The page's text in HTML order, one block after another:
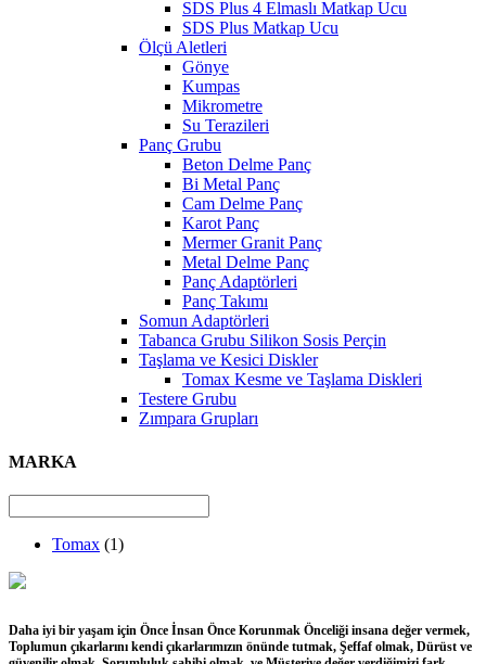
SDS Plus 4 Elmaslı Matkap Ucu
SDS Plus Matkap Ucu
Ölçü Aletleri
Gönye
Kumpas
Mikrometre
Su Terazileri
Panç Grubu
Beton Delme Panç
Bi Metal Panç
Cam Delme Panç
Karot Panç
Mermer Granit Panç
Metal Delme Panç
Panç Adaptörleri
Panç Takımı
Somun Adaptörleri
Tabanca Grubu Silikon Sosis Perçin
Taşlama ve Kesici Diskler
Tomax Kesme ve Taşlama Diskleri
Testere Grubu
Zımpara Grupları
MARKA
Tomax (1)
Daha iyi bir yaşam için Önce İnsan Önce Korunmak Önceliği insana değer vermek,
Toplumun çıkarlarını kendi çıkarlarımızın önünde tutmak, Şeffaf olmak, Dürüst ve